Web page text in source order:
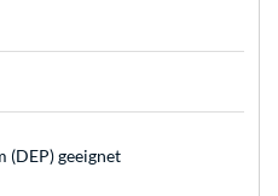
geeignet